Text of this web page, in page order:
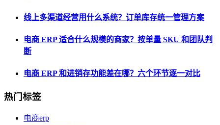
线上多渠道经营用什么系统？订单库存统一管理方案
电商 ERP 适合什么规模的商家？按单量 SKU 和团队判
断
电商 ERP 和进销存功能差在哪？六个环节逐一对比
热门标签
电商erp